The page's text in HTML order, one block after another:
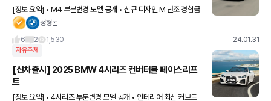
[정보 요약] • M4 부분변경 모델 공개 • 신규 디자인 M 단조 경합금
휠 탑재 ㄴ 전면 19인치, 후면 20인치 (무게 미공개) • 후면 테일램프
정형돈
6
2 1,530 24.01.31
자유주제
[신차출시] 2025 BMW 4시리즈 컨버터블 페이스리프
트
[정보 요약] • 4시리즈 부분변경 모델 공개 • 인테리어 최신 커브드